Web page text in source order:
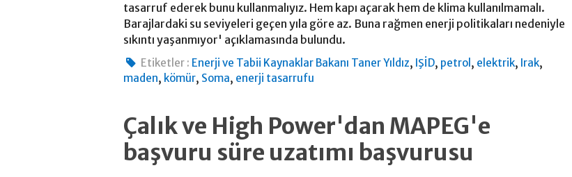
tasarruf ederek bunu kullanmalıyız. Hem kapı açarak hem de klima kullanılmamalı.
Barajlardaki su seviyeleri geçen yıla göre az. Buna rağmen enerji politikaları nedeniyle
sıkıntı yaşanmıyor' açıklamasında bulundu.
Etiketler : Enerji ve Tabii Kaynaklar Bakanı Taner Yıldız, IŞİD, petrol , elektrik, Irak,
maden, kömür, Soma, enerji tasarrufu
Çalık ve High Power'dan MAPEG'e
başvuru süre uzatımı başvurusu